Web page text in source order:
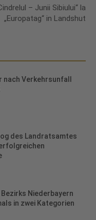
– Junii Sibiului“ la
„Europatag“ in Landshut
Verkehrsunfall
des Landratsamtes
Niederbayern
in zwei Kategorien